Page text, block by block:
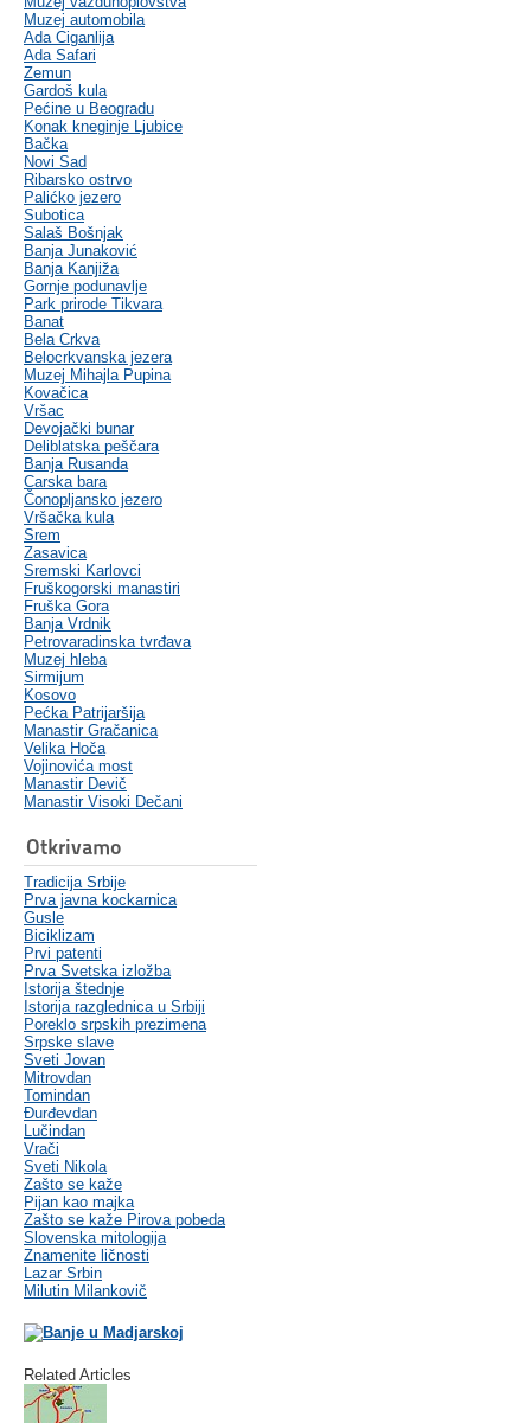
Muzej automobila
Ada Ciganlija
Ada Safari
Zemun
Gardoš kula
Pećine u Beogradu
Konak kneginje Ljubice
Bačka
Novi Sad
Ribarsko ostrvo
Palićko jezero
Subotica
Salaš Bošnjak
Banja Junaković
Banja Kanjiža
Gornje podunavlje
Park prirode Tikvara
Banat
Bela Crkva
Belocrkvanska jezera
Muzej Mihajla Pupina
Kovačica
Vršac
Devojački bunar
Deliblatska peščara
Banja Rusanda
Carska bara
Čonopljansko jezero
Vršačka kula
Srem
Zasavica
Sremski Karlovci
Fruškogorski manastiri
Fruška Gora
Banja Vrdnik
Petrovaradinska tvrđava
Muzej hleba
Sirmijum
Kosovo
Pećka Patrijaršija
Manastir Gračanica
Velika Hoča
Vojinovića most
Manastir Devič
Manastir Visoki Dečani
Otkrivamo
Tradicija Srbije
Prva javna kockarnica
Gusle
Biciklizam
Prvi patenti
Prva Svetska izložba
Istorija štednje
Istorija razglednica u Srbiji
Poreklo srpskih prezimena
Srpske slave
Sveti Jovan
Mitrovdan
Tomindan
Đurđevdan
Lučindan
Vrači
Sveti Nikola
Zašto se kaže
Pijan kao majka
Zašto se kaže Pirova pobeda
Slovenska mitologija
Znamenite ličnosti
Lazar Srbin
Milutin Milankovič
Related Articles